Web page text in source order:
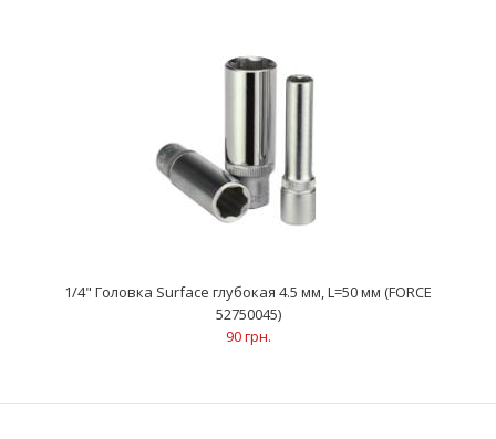
90 грн.
1/4" Головка Surface глубокая 4.5 мм, L=50 мм (FORCE
52750045)
90 грн.